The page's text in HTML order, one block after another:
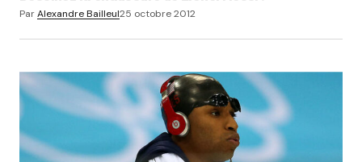
ParAlexandre Bailleul25 octobre 2012